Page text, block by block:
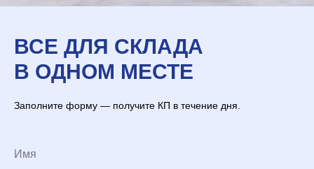
ВСЕ ДЛЯ СКЛАДА
В ОДНОМ МЕСТЕ
Заполните форму — получите КП в течение дня.